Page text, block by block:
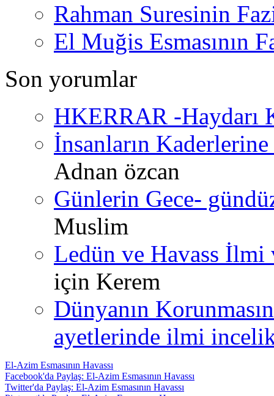
Rahman Suresinin
El Muğis Esmasının
Son yorumlar
HKERRAR -Haydarı
İnsanların
Adnan özcan
Günlerin Gece-
Muslim
Ledün ve Havass İlmi
için Kerem
Dünyanın
ayetlerinde ilmi
El-Azim Esmasının Havassı
Facebook'da Paylaş: El-Azim Esmasının Havassı
Twitter'da Paylaş: El-Azim Esmasının Havassı